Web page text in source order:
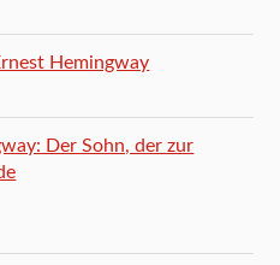
Hemingway
Der Sohn, der zur